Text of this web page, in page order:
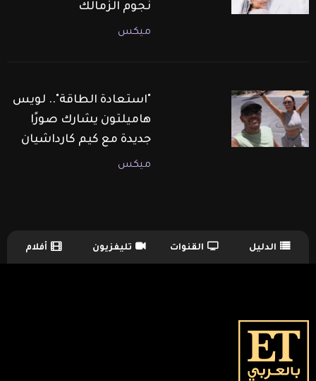
نجوم الزمالك
ميكس
"استعادة الطاقة".. لويس
هاميلتون يشارك صورًا
جديدة مع كيم كارداشيان
ميكس
TV Guide Menu الدليل القنوات تليفزيون أفلام